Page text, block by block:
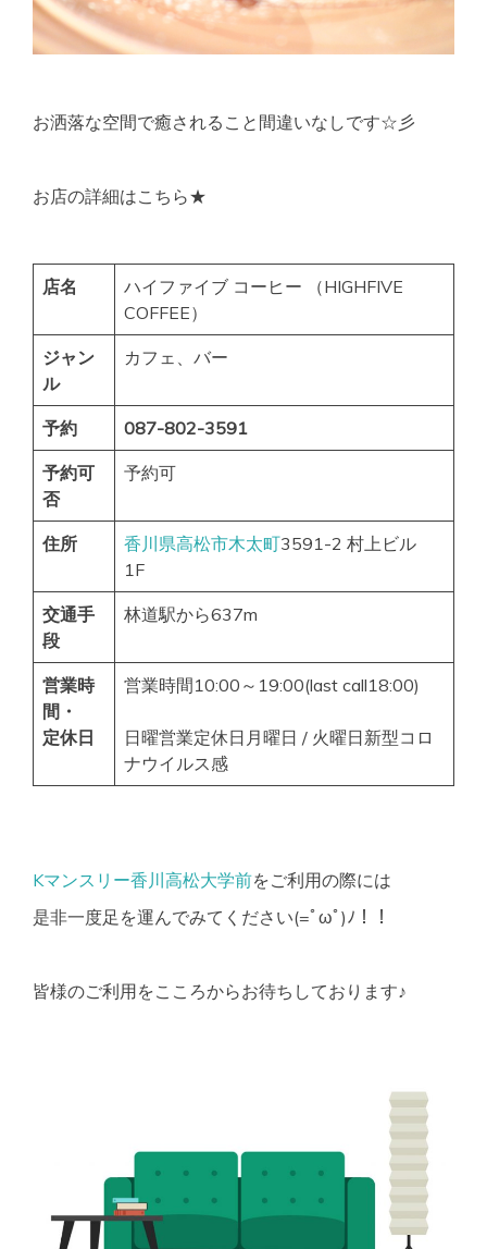
お洒落な空間で癒されること間違いなしです☆彡
お店の詳細はこちら★
店名
ハイファイブ コーヒー （HIGHFIVE
COFFEE）
ジャン
ル
カフェ、バー
予約 087-802-3591
予約可
否
予約可
住所 香川県高松市木太町3591-2 村上ビル
1F
交通手
段
林道駅から637m
営業時
間・
定休日
営業時間10:00～19:00(last call18:00)
日曜営業定休日月曜日 / 火曜日新型コロ
ナウイルス感
Kマンスリー香川高松大学前をご利用の際には
是非一度足を運んでみてください(=ﾟωﾟ)ﾉ！！
皆様のご利用をこころからお待ちしております♪